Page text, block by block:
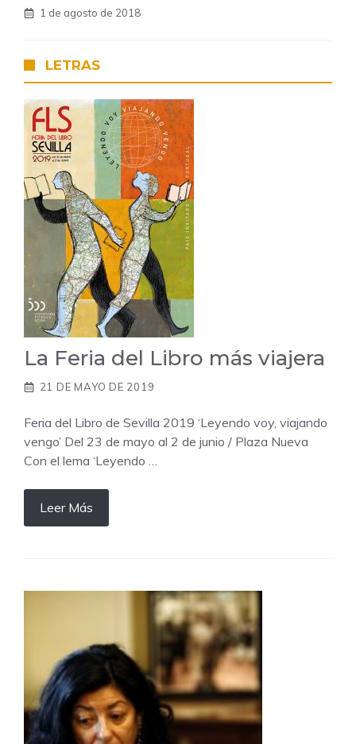
1 de agosto de 2018
LETRAS
La Feria del Libro más viajera
21 DE MAYO DE 2019
Feria del Libro de Sevilla 2019 ‘Leyendo voy, viajando
vengo’ Del 23 de mayo al 2 de junio / Plaza Nueva
Con el lema ‘Leyendo …
Leer Más